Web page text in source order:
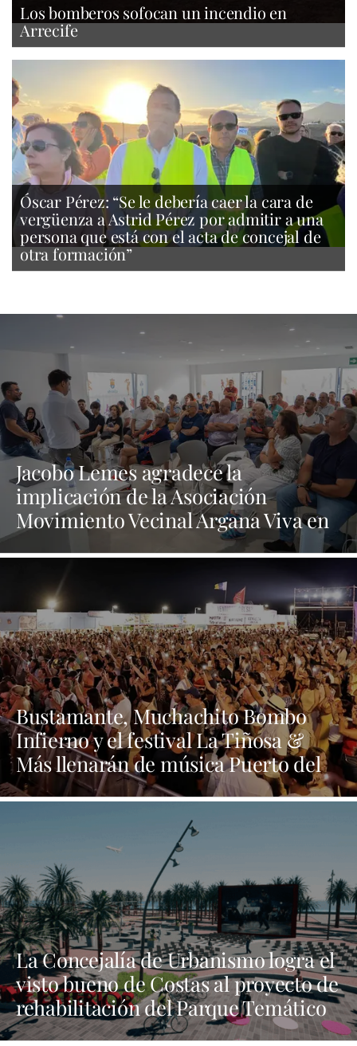
Los bomberos sofocan un incendio en
Arrecife
Óscar Pérez: “Se le debería caer la cara de
vergüenza a Astrid Pérez por admitir a una
persona que está con el acta de concejal de
otra formación”
Jacobo Lemes agradece la
implicación de la Asociación
Movimiento Vecinal Argana Viva en
la lucha contra los vertidos incívicos
Bustamante, Muchachito Bombo
Infierno y el festival La Tiñosa &
Más llenarán de música Puerto del
Carmen este fin de semana
La Concejalía de Urbanismo logra el
visto bueno de Costas al proyecto de
rehabilitación del Parque Temático
de Arrecife